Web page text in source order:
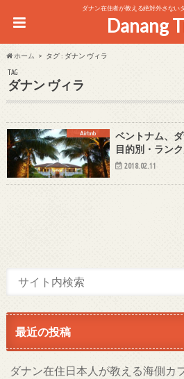
ダナン在住者が教える絶対外さない
Danang
ホーム タグ : ダナン ヴィラ
TAG
ダナン ヴィラ
Airbnb
ベントナム、
目的別・ラン
2018.02.11
最近の投稿
ダナン在住日本人が教える海側カ